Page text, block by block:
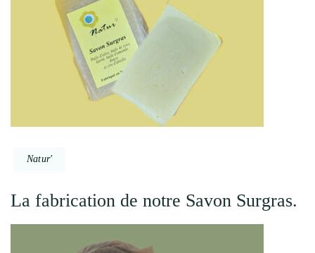
Natur'
La fabrication de notre Savon Surgras.